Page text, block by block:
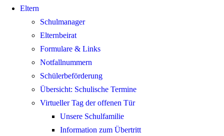
Eltern
Schulmanager
Elternbeirat
Formulare & Links
Notfallnummern
Schülerbeförderung
Übersicht: Schulische Termine
Virtueller Tag der offenen Tür
Unsere Schulfamilie
Information zum Übertritt